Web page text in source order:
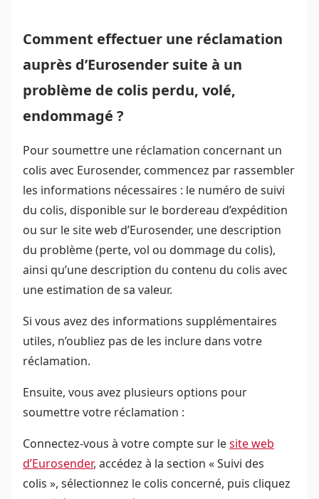
Comment effectuer une réclamation
auprès d’Eurosender suite à un
problème de colis perdu, volé,
endommagé ?
Pour soumettre une réclamation concernant un
colis avec Eurosender, commencez par rassembler
les informations nécessaires : le numéro de suivi
du colis, disponible sur le bordereau d’expédition
ou sur le site web d’Eurosender, une description
du problème (perte, vol ou dommage du colis),
ainsi qu’une description du contenu du colis avec
une estimation de sa valeur.
Si vous avez des informations supplémentaires
utiles, n’oubliez pas de les inclure dans votre
réclamation.
Ensuite, vous avez plusieurs options pour
soumettre votre réclamation :
Connectez-vous à votre compte sur lesite web
d’Eurosender, accédez à la section « Suivi des
colis », sélectionnez le colis concerné, puis cliquez